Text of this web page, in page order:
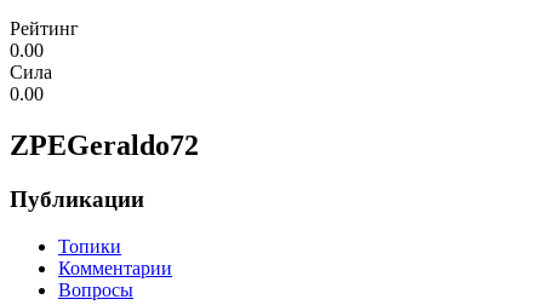
Рейтинг
0.00
Сила
0.00
ZPEGeraldo72
Публикации
Топики
Комментарии
Вопросы